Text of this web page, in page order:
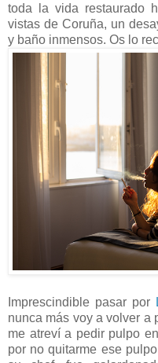
toda la vida restaurado
vistas de Coruña, un
y baño inmensos. Os lo
Imprescindible pasar por
nunca más voy a volver a
me atreví a pedir pulpo
por no quitarme ese